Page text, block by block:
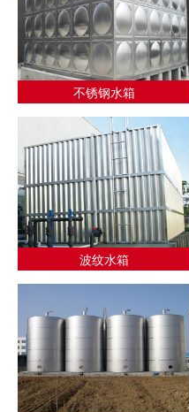
不锈钢水箱
波纹水箱